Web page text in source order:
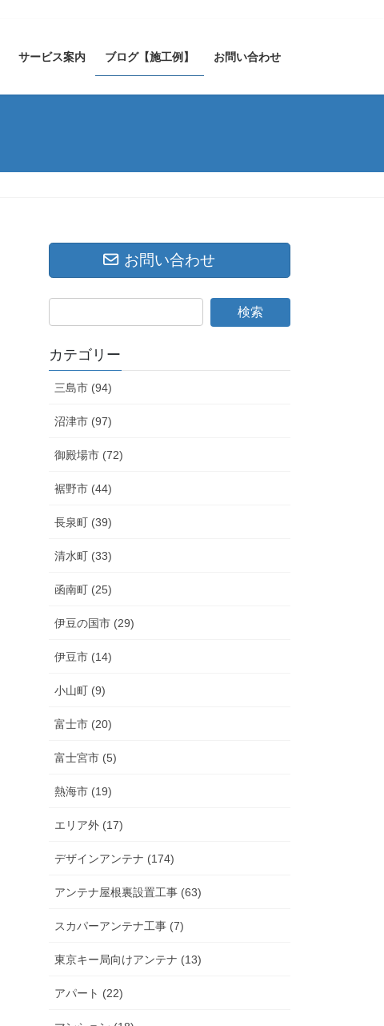
サービス案内 ブログ【施工例】 お問い合わせ
お問い合わせ
カテゴリー
三島市 (94)
沼津市 (97)
御殿場市 (72)
裾野市 (44)
長泉町 (39)
清水町 (33)
函南町 (25)
伊豆の国市 (29)
伊豆市 (14)
小山町 (9)
富士市 (20)
富士宮市 (5)
熱海市 (19)
エリア外 (17)
デザインアンテナ (174)
アンテナ屋根裏設置工事 (63)
スカパーアンテナ工事 (7)
東京キー局向けアンテナ (13)
アパート (22)